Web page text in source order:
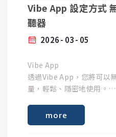
查看藍芽與電池狀況
量。
Signia AI好幫手
Signia好幫手能依據您自身
自我調整服務。您可以透
到的問題，Signia好幫手
05
03
2026
Vibe App 設定方式
聽器
Vibe App
透過Vibe App，您將可以
量，輕鬆、隱密地使用。
more